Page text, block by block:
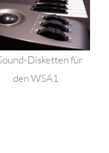
Disketten für
den WSA1